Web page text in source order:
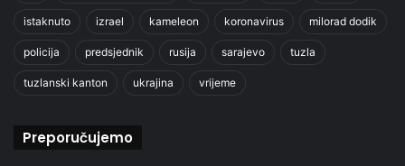
istaknuto izrael kameleon koronavirus milorad dodik
policija predsjednik rusija sarajevo tuzla
tuzlanski kanton ukrajina vrijeme
Preporučujemo